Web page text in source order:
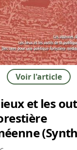
Voir l'article
et les